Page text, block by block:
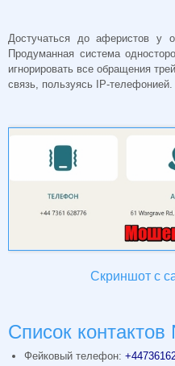
Достучаться до аферистов у
Продуманная система
игнорировать все обращения
связь, пользуясь IP-телефонией.
Скриншот с
Список контактов
Фейковый телефон: